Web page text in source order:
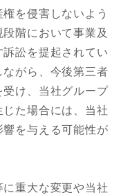
を侵害しないよう
階において事業及
訟を提起されてい
がら、今後第三者
け、当社グループ
た場合には、当社
を与える可能性が
重大な変更や当社